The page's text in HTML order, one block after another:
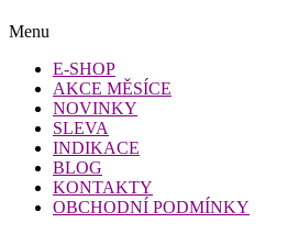
Menu
E-SHOP
AKCE MĚSÍCE
NOVINKY
SLEVA
INDIKACE
BLOG
KONTAKTY
OBCHODNÍ PODMÍNKY